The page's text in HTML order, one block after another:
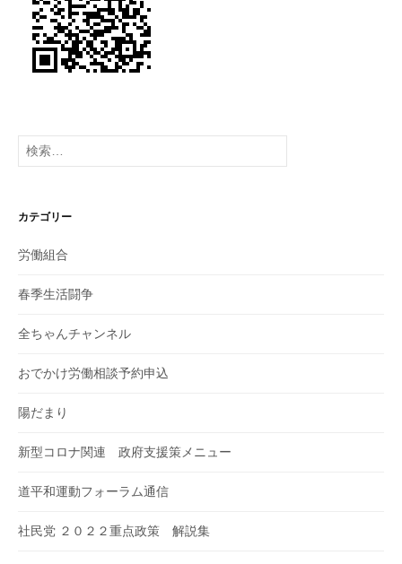
検
索:
カテゴリー
労働組合
春季生活闘争
全ちゃんチャンネル
おでかけ労働相談予約申込
陽だまり
新型コロナ関連 政府支援策メニュー
道平和運動フォーラム通信
社民党 ２０２２重点政策 解説集